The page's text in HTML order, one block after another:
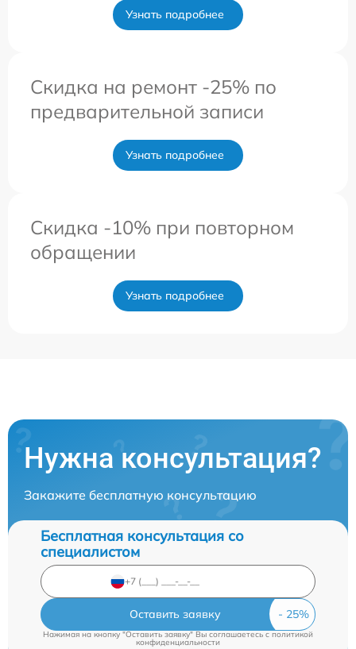
Узнать подробнее
Скидка на ремонт -25% по
предварительной записи
Узнать подробнее
Скидка -10% при повторном
обращении
Узнать подробнее
Нужна консультация?
Закажите бесплатную консультацию
Бесплатная консультация со
специалистом
Оставить заявку
Нажимая на кнопку "Оставить заявку" Вы соглашаетесь cполитикой
конфиденциальности